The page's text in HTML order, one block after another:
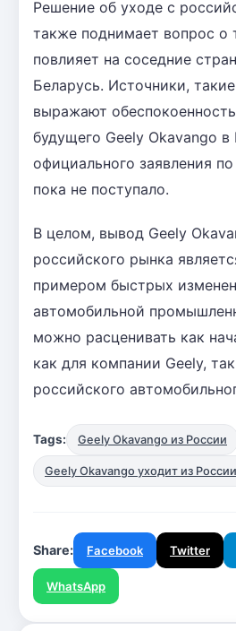
Решение об уходе с
также поднимает вопрос о
повлияет на соседние
Беларусь. Источники,
выражают
будущего Geely Okavango в
официального заявления
пока не поступало.
В целом, вывод Geely
российского рынка
примером быстрых
автомобильной
можно расценивать как
как для компании Geely,
российского
Tags: Geely Okavango из России
Geely Okavango уходит из
Share: Facebook Twitter
WhatsApp